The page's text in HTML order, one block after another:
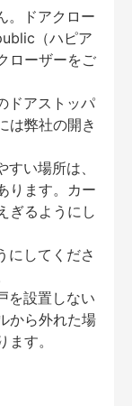
。ドアクロー
（ハピア
ローザーをご
ドアストッパ
は弊社の開き
い場所は、
ります。カー
ぎるようにし
にしてくださ
を設置しない
から外れた場
す。